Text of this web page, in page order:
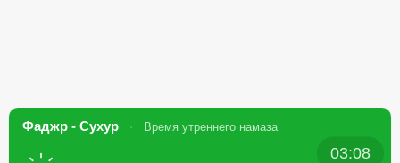
Фаджр - Сухур Время утреннего намаза
03:08